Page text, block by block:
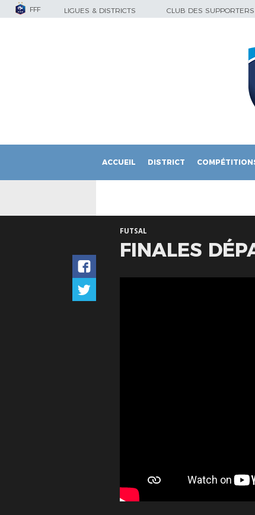
FFF LIGUES & DISTRICTS CLUB DES SUPPORTERS
ACCUEIL DISTRICT
FUTSAL
FINALES